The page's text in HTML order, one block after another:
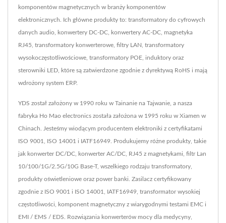
komponentów magnetycznych w branży komponentów
elektronicznych. Ich główne produkty to: transformatory do cyfrowych
danych audio, konwertery DC-DC, konwertery AC-DC, magnetyka
RJ45, transformatory konwerterowe, filtry LAN, transformatory
wysokoczęstotliwościowe, transformatory POE, induktory oraz
sterowniki LED, które są zatwierdzone zgodnie z dyrektywą RoHS i mają
wdrożony system ERP.
YDS został założony w 1990 roku w Tainanie na Tajwanie, a nasza
fabryka Ho Mao electronics została założona w 1995 roku w Xiamen w
Chinach. Jesteśmy wiodącym producentem elektroniki z certyfikatami
ISO 9001, ISO 14001 i IATF16949. Produkujemy różne produkty, takie
jak konwerter DC/DC, konwerter AC/DC, RJ45 z magnetykami, filtr Lan
10/100/1G/2.5G/10G Base-T, wszelkiego rodzaju transformatory,
produkty oświetleniowe oraz power banki. Zasilacz certyfikowany
zgodnie z ISO 9001 i ISO 14001, IATF16949, transformator wysokiej
częstotliwości, komponent magnetyczny z wiarygodnymi testami EMC i
EMI / EMS / EDS. Rozwiązania konwerterów mocy dla medycyny,